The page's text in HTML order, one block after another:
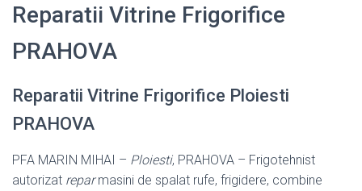
Reparatii Vitrine Frigorifice
PRAHOVA
Reparatii Vitrine Frigorifice Ploiesti
PRAHOVA
PFA MARIN MIHAI – Ploiesti, PRAHOVA – Frigotehnist
autorizat reparmasini de spalat rufe, frigidere, combine